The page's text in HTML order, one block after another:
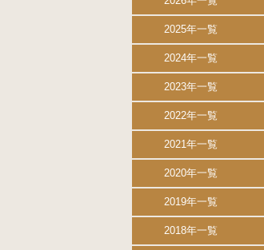
2025年一覧
2024年一覧
2023年一覧
2022年一覧
2021年一覧
2020年一覧
2019年一覧
2018年一覧